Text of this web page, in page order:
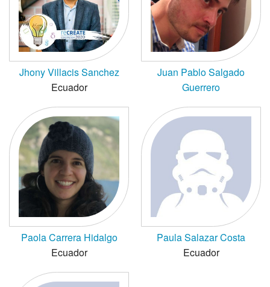
Jhony Villacis Sanchez
Ecuador
Juan Pablo Salgado
Guerrero
Paola Carrera Hidalgo
Ecuador
Paula Salazar Costa
Ecuador